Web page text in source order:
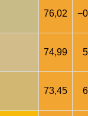
76,02
74,99
73,45